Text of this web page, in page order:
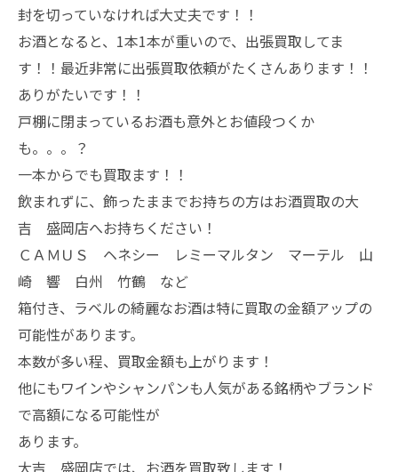
封を切っていなければ大丈夫です！！
お酒となると、1本1本が重いので、出張買取してま
す！！最近非常に出張買取依頼がたくさんあります！！
ありがたいです！！
戸棚に閉まっているお酒も意外とお値段つくか
も。。。？
一本からでも買取ます！！
飲まれずに、飾ったままでお持ちの方はお酒買取の大
吉 盛岡店へお持ちください！
ＣＡＭＵＳ ヘネシー レミーマルタン マーテル 山
崎 響 白州 竹鶴 など
箱付き、ラベルの綺麗なお酒は特に買取の金額アップの
可能性があります。
本数が多い程、買取金額も上がります！
他にもワインやシャンパンも人気がある銘柄やブランド
で高額になる可能性が
あります。